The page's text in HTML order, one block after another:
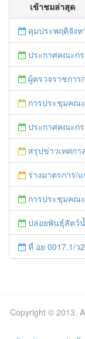
เข้าชมล่าสุด
คุมประพฤติจังห
ประกาศคณะก
ผู้ตรวจราชการกรมการพัฒนาชุมชน คัดเลือกข้
การประชุมคณะกรมการจัง
ประกาศคณะก
สรุปข่าวเทศกา
ร่างมาตรการ/แนวทาง ในกา
การประชุมคณะกรรมการพัฒนาชุมชนในพื้นที่ร
ปล่อยพันธุ์สัตว์น้ำ"โครงก
ที่ อย 0017.1/ว2424 ลว.5 มิถุนายน 2558 เรื่อง แจ้งกำหนดตรวจประเมินและให้ค
Copyright © 2013.